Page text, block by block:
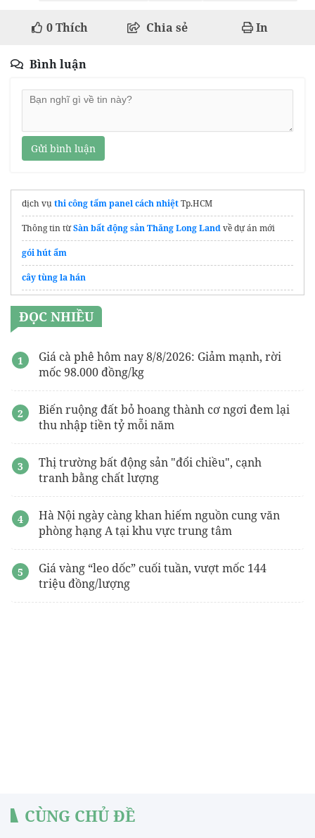
0Thích Chia sẻ In
Bình luận
Gửi bình luận
dịch vụthi công tấm panel cách nhiệtTp.HCM
Thông tin từSàn bất động sản Thăng Long Landvề dự án mới
gói hút ẩm
cây tùng la hán
ĐỌC NHIỀU
Giá cà phê hôm nay 8/8/2026: Giảm mạnh, rời
mốc 98.000 đồng/kg
Biến ruộng đất bỏ hoang thành cơ ngơi đem lại
thu nhập tiền tỷ mỗi năm
Thị trường bất động sản "đổi chiều", cạnh
tranh bằng chất lượng
Hà Nội ngày càng khan hiếm nguồn cung văn
phòng hạng A tại khu vực trung tâm
Giá vàng “leo dốc” cuối tuần, vượt mốc 144
triệu đồng/lượng
CÙNG CHỦ ĐỀ